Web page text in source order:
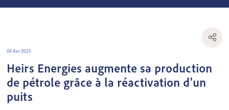
04 Avr 2025
Heirs Energies augmente sa production
de pétrole grâce à la réactivation d'un
puits